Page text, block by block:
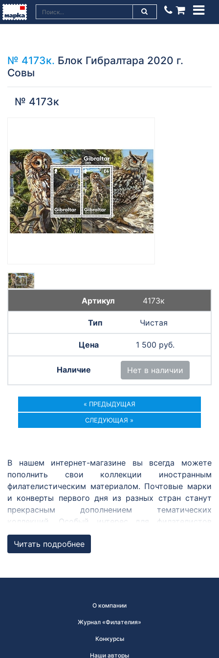
№ 4173к. Блок Гибралтара 2020 г.
Совы
№ 4173к
4173к
Чистая
1 500 руб.
Нет в наличии
« ПРЕДЫДУЩАЯ
СЛЕДУЮЩАЯ »
В нашем интернет-магазине вы всегда можете
пополнить свои коллекции иностранным
филателистическим материалом. Почтовые марки
и конверты первого дня из разных стран станут
прекрасным дополнением тематических
коллекций. Особый интерес для филателистов
представляют марки из совместных с Россией
выпусков, ежегодных выпусков по программе
Совместный выпуск почтовых марок — выпуск,
осуществляющийся одновременно двумя
государствами и более. Марки в совместном
Читать подробнее
О компании
Журнал «Филателия»
Конкурсы
Наши авторы